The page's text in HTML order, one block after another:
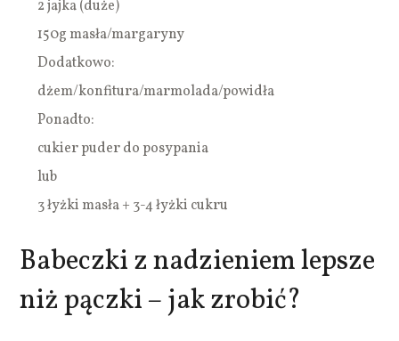
2 jajka (duże)
150g masła/margaryny
Dodatkowo:
dżem/konfitura/marmolada/powidła
Ponadto:
cukier puder do posypania
lub
3 łyżki masła + 3-4 łyżki cukru
Babeczki z nadzieniem lepsze
niż pączki – jak zrobić?